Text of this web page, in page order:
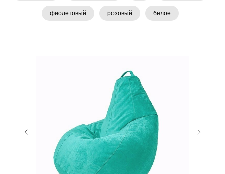
фиолетовый розовый белое